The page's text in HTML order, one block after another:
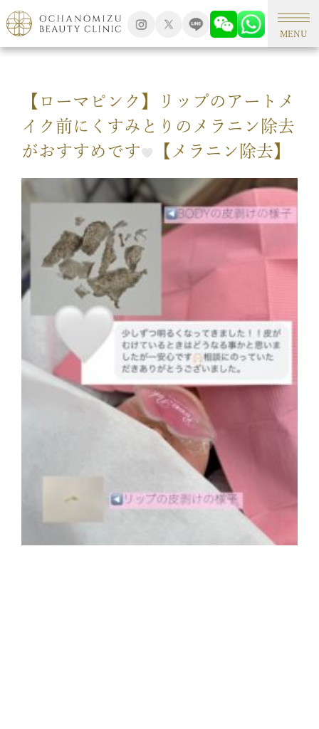
MENU
TOP アートメイク
【ローマピンク】リップのアートメ
イク前にくすみとりのメラニン除去
がおすすめです
【メラニン除去】